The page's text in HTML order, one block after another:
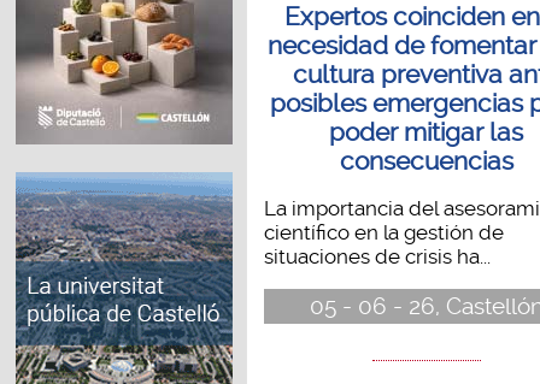
Expertos coinciden
necesidad de
cultura preventiva
posibles emergencias
poder mitigar las
consecuencias
La importancia del
científico en la gestión de
situaciones de crisis ha...
05 - 06 - 26,